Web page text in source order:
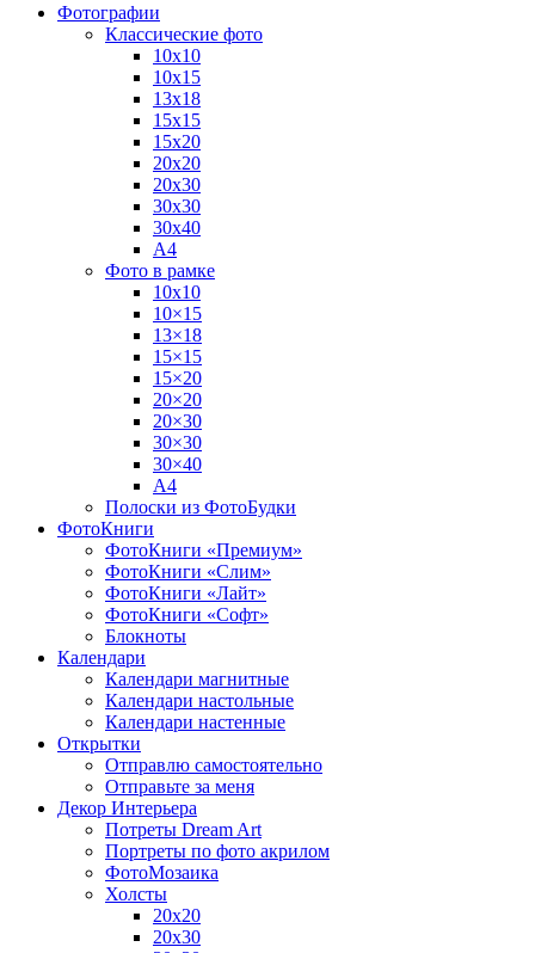
Фотографии
Классические фото
10х10
10х15
13х18
15х15
15х20
20х20
20х30
30х30
30х40
А4
Фото в рамке
10х10
10×15
13×18
15×15
15×20
20×20
20×30
30×30
30×40
A4
Полоски из ФотоБудки
ФотоКниги
ФотоКниги «Премиум»
ФотоКниги «Слим»
ФотоКниги «Лайт»
ФотоКниги «Софт»
Блокноты
Календари
Календари магнитные
Календари настольные
Календари настенные
Открытки
Отправлю самостоятельно
Отправьте за меня
Декор Интерьера
Потреты Dream Art
Портреты по фото акрилом
ФотоМозаика
Холсты
20х20
20х30